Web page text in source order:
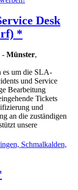
Desk
*
- Münster,
es um die SLA-
und Service
Bearbeitung
Tickets
und
an die zuständigen
unsere